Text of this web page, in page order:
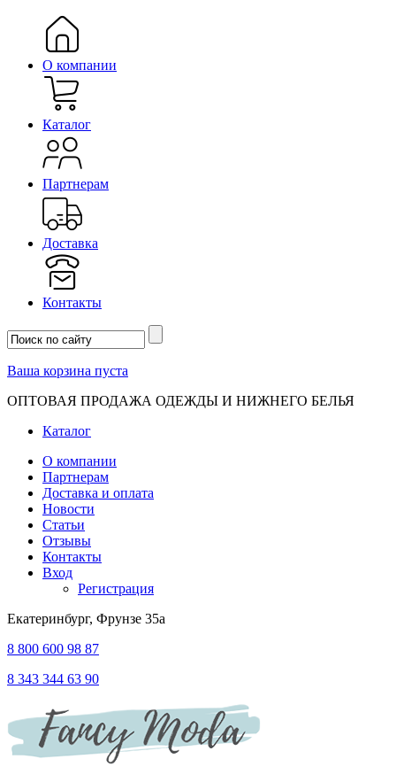
О компании
Каталог
Партнерам
Доставка
Контакты
Ваша корзина пуста
ОПТОВАЯ ПРОДАЖА ОДЕЖДЫ И НИЖНЕГО БЕЛЬЯ
Каталог
О компании
Партнерам
Доставка и оплата
Новости
Статьи
Отзывы
Контакты
Вход
Регистрация
Екатеринбург, Фрунзе 35а
8 800 600 98 87
8 343 344 63 90